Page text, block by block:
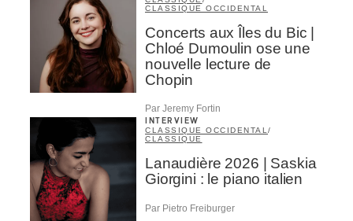
CLASSIQUE OCCIDENTAL
Concerts aux Îles du Bic |
Chloé Dumoulin ose une
nouvelle lecture de
Chopin
Par Jeremy Fortin
INTERVIEW
CLASSIQUE OCCIDENTAL/
CLASSIQUE
Lanaudière 2026 | Saskia
Giorgini : le piano italien
Par Pietro Freiburger